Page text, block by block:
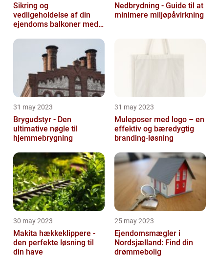
Sikring og
vedligeholdelse af din
ejendoms balkoner med
Nedbrydning - Guide til at
minimere miljøpåvirkning
31 may 2023
Brygudstyr - Den
ultimative nøgle til
hjemmebrygning
31 may 2023
Muleposer med logo – en
effektiv og bæredygtig
branding-løsning
30 may 2023
Makita hækkeklippere -
den perfekte løsning til
din have
25 may 2023
Ejendomsmægler i
Nordsjælland: Find din
drømmebolig